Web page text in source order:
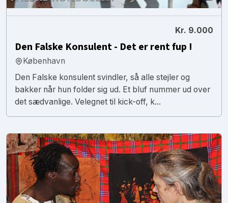
Kr. 9.000
Den Falske Konsulent - Det er rent fup !
København
Den Falske konsulent svindler, så alle stejler og
bakker når hun folder sig ud. Et bluf nummer ud over
det sædvanlige. Velegnet til kick-off, k...